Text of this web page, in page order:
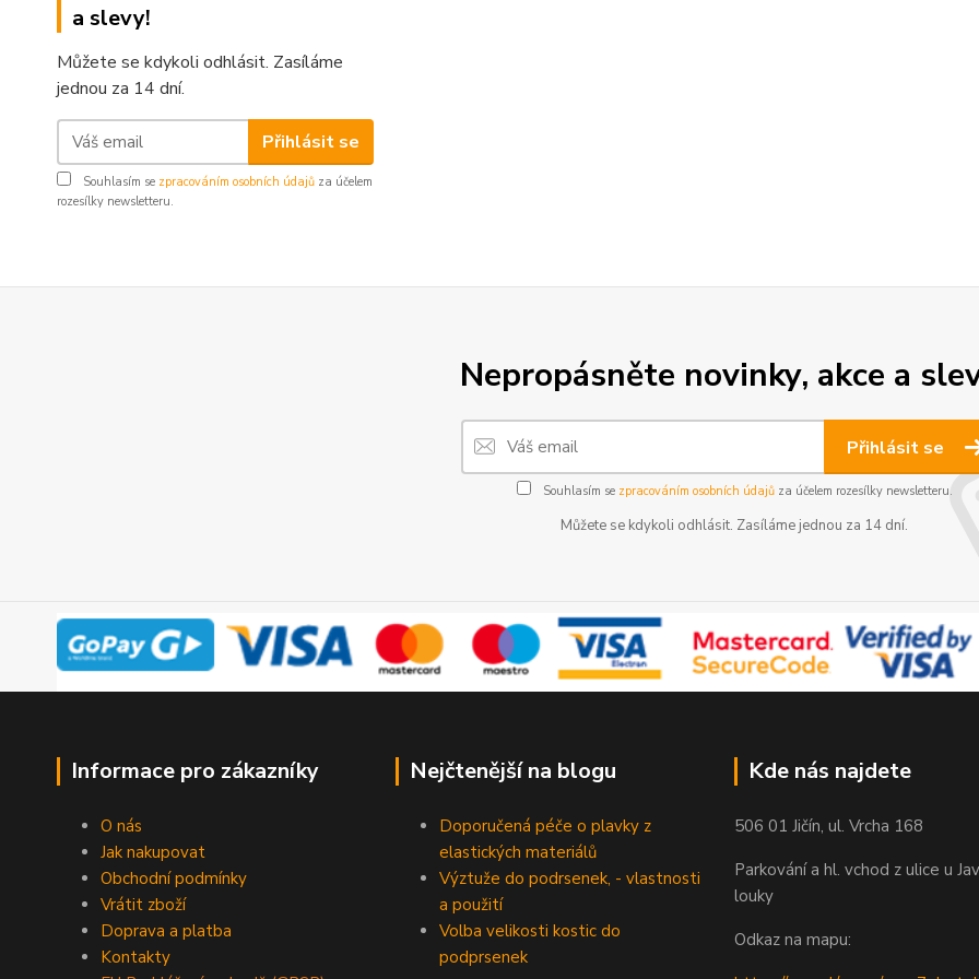
a slevy!
Můžete se kdykoli odhlásit. Zasíláme
jednou za 14 dní.
Přihlásit se
Souhlasím se zpracováním osobních údajů za účelem
rozesílky newsletteru.
Nepropásněte novinky, akce a
Přihlásit se
Souhlasím se zpracováním osobních údajůza účelem rozesílky newsletteru.
Můžete se kdykoli odhlásit. Zasíláme jednou za 14 dní.
Informace pro zákazníky
O nás
Jak nakupovat
Obchodní podmínky
Vrátit zboží
Doprava a platba
Kontakty
Nejčtenější na blogu
Doporučená péče o plavky z
elastických materiálů
Výztuže do podrsenek, - vlastnosti
a použití
Volba velikosti kostic do
podprsenek
Kde nás najdete
506 01 Jičín, ul. Vrcha 168
Parkování a hl. vchod z ulice u
louky
Odkaz na mapu: